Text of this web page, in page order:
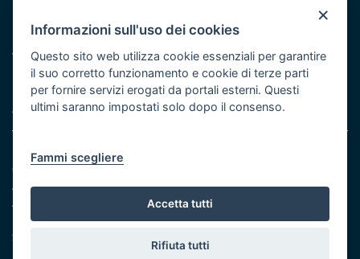
Protezione civile
Vai al sito di Protezione Civile Puglia
Iniziativa finanziata con risorse del POR Puglia 2014/2020 -
Asse XI
Note legali
Cookie e privacy
Amministrazione trasparente
Atti di notifica
Feed RSS
Servizi intranet
×
Informazioni sull'uso dei cookies
Questo sito web utilizza cookie essenziali per garantire
il suo corretto funzionamento e cookie di terze parti
per fornire servizi erogati da portali esterni. Questi
ultimi saranno impostati solo dopo il consenso.
Fammi scegliere
Accetta tutti
Rifiuta tutti